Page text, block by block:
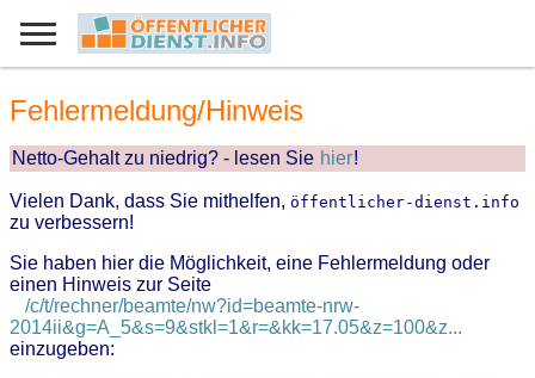
Fehlermeldung/Hinweis
Netto-Gehalt zu niedrig? - lesen Sie hier!
Vielen Dank, dass Sie mithelfen, öffentlicher-dienst.info
zu verbessern!
Sie haben hier die Möglichkeit, eine Fehlermeldung oder
einen Hinweis zur Seite
/c/t/rechner/beamte/nw?id=beamte-nrw-
2014ii&g=A_5&s=9&stkl=1&r=&kk=17.05&z=100&z...
einzugeben: